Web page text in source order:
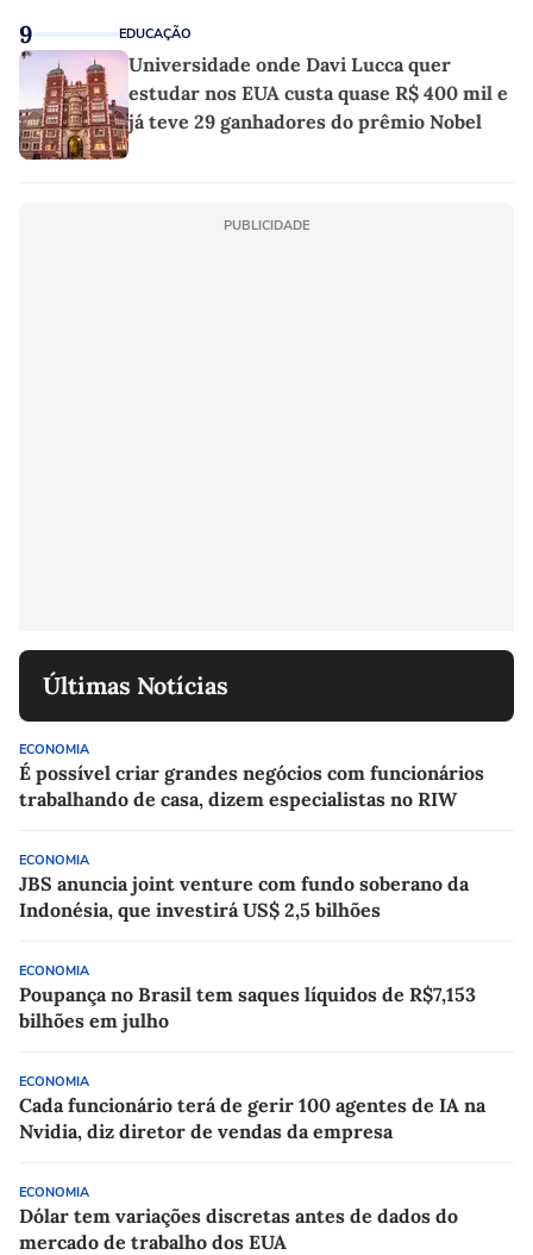
9 EDUCAÇÃO
Universidade onde Davi Lucca quer
estudar nos EUA custa quase R$ 400 mil e
já teve 29 ganhadores do prêmio Nobel
PUBLICIDADE
Últimas Notícias
ECONOMIA
É possível criar grandes negócios com funcionários
trabalhando de casa, dizem especialistas no RIW
ECONOMIA
JBS anuncia joint venture com fundo soberano da
Indonésia, que investirá US$ 2,5 bilhões
ECONOMIA
Poupança no Brasil tem saques líquidos de R$7,153
bilhões em julho
ECONOMIA
Cada funcionário terá de gerir 100 agentes de IA na
Nvidia, diz diretor de vendas da empresa
ECONOMIA
Dólar tem variações discretas antes de dados do
mercado de trabalho dos EUA